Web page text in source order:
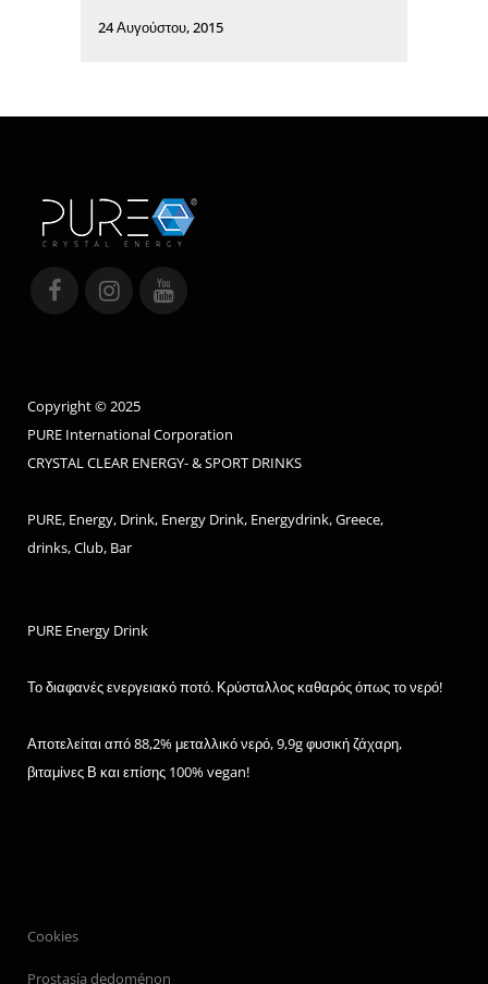
24 Αυγούστου, 2015
Copyright © 2025
PURE International Corporation
CRYSTAL CLEAR ENERGY- & SPORT DRINKS
PURE, Energy, Drink, Energy Drink, Energydrink, Greece,
drinks, Club, Bar
PURE Energy Drink
Το διαφανές ενεργειακό ποτό. Κρύσταλλος καθαρός όπως το νερό!
Αποτελείται από 88,2% μεταλλικό νερό, 9,9g φυσική ζάχαρη,
βιταμίνες Β και επίσης 100% vegan!
Cookies
Prostasía dedoménon